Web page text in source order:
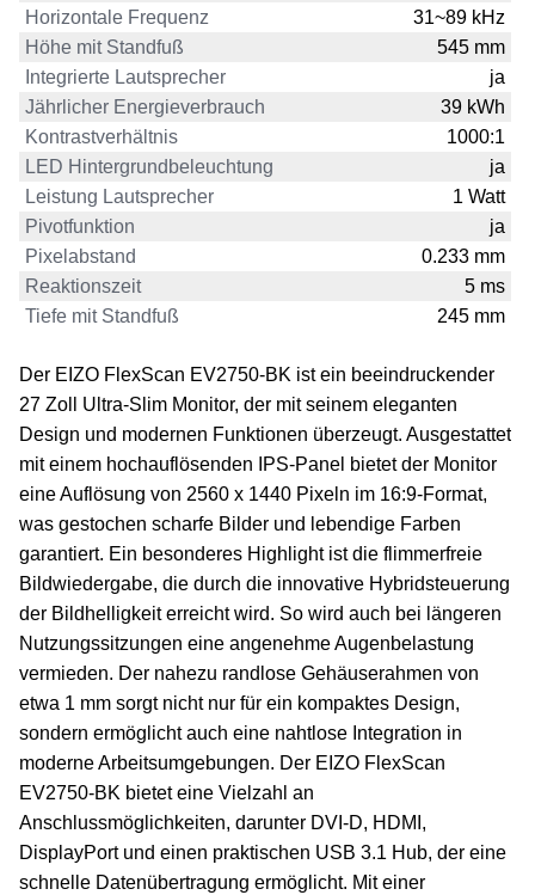
Horizontale Frequenz
31~89 kHz
Höhe mit Standfuß
545 mm
Integrierte Lautsprecher
ja
Jährlicher Energieverbrauch
39 kWh
Kontrastverhältnis
1000:1
LED Hintergrundbeleuchtung
ja
Leistung Lautsprecher
1 Watt
Pivotfunktion
ja
Pixelabstand
0.233 mm
Reaktionszeit
5 ms
Tiefe mit Standfuß
245 mm
Der EIZO FlexScan EV2750-BK ist ein beeindruckender
27 Zoll Ultra-Slim Monitor, der mit seinem eleganten
Design und modernen Funktionen überzeugt. Ausgestattet
mit einem hochauflösenden IPS-Panel bietet der Monitor
eine Auflösung von 2560 x 1440 Pixeln im 16:9-Format,
was gestochen scharfe Bilder und lebendige Farben
garantiert. Ein besonderes Highlight ist die flimmerfreie
Bildwiedergabe, die durch die innovative Hybridsteuerung
der Bildhelligkeit erreicht wird. So wird auch bei längeren
Nutzungssitzungen eine angenehme Augenbelastung
vermieden. Der nahezu randlose Gehäuserahmen von
etwa 1 mm sorgt nicht nur für ein kompaktes Design,
sondern ermöglicht auch eine nahtlose Integration in
moderne Arbeitsumgebungen. Der EIZO FlexScan
EV2750-BK bietet eine Vielzahl an
Anschlussmöglichkeiten, darunter DVI-D, HDMI,
DisplayPort und einen praktischen USB 3.1 Hub, der eine
schnelle Datenübertragung ermöglicht. Mit einer